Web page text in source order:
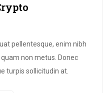
pellentesque, enim nibh
non metus. Donec
turpis sollicitudin at.